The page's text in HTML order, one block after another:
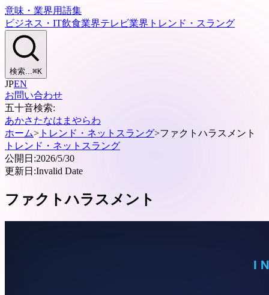
意味・業界用語集
ビジネス・IT飲食業界テレビ業界 トレンド・スラング
検索...⌘K
JPEN
お問い合わせ
五十音検索:
あかさ たなは ま やらわ
ホーム> トレンド・ネットスラング>ファクトハラスメント
トレンド・ネットスラング
公開日:2026/5/30
更新日:Invalid Date
ファクトハラスメント